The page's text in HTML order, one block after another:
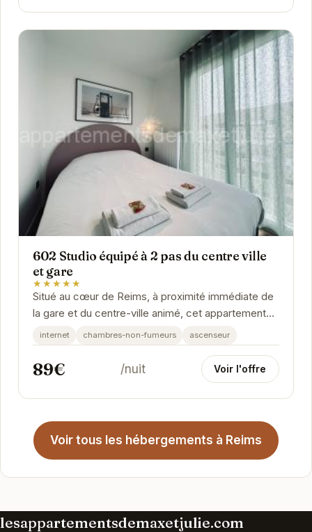
602 Studio équipé à 2 pas du centre ville
et gare
★★★★★
Situé au cœur de Reims, à proximité immédiate de
la gare et du centre-ville animé, cet appartement
est idéal pour les voyageurs en quête de...
internet chambres-non-fumeurs ascenseur
89€ /nuit Voir l'offre
Voir tous les hébergements à Reims
lesappartementsdemaxetjulie.com